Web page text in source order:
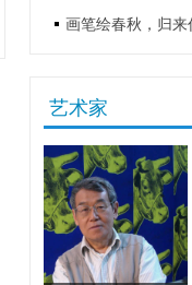
艺术家